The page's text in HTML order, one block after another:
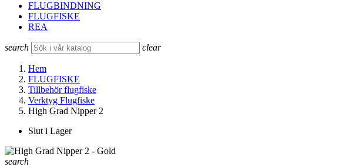
FLUGBINDNING
FLUGFISKE
REA
search clear
Hem
FLUGFISKE
Tillbehör flugfiske
Verktyg Flugfiske
High Grad Nipper 2
Slut i Lager
search